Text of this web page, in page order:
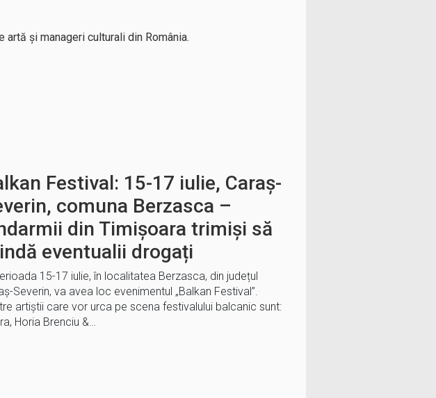
și manageri culturali din România.
Festival: 15-17 iulie, Caraș-
comuna Berzasca –
din Timișoara trimiși să
eventualii drogați
15-17 iulie, în localitatea Berzasca, din județul
Severin, va avea loc evenimentul „Balkan Festival”.
artiștii care vor urca pe scena festivalului balcanic sunt:
Horia Brenciu &…